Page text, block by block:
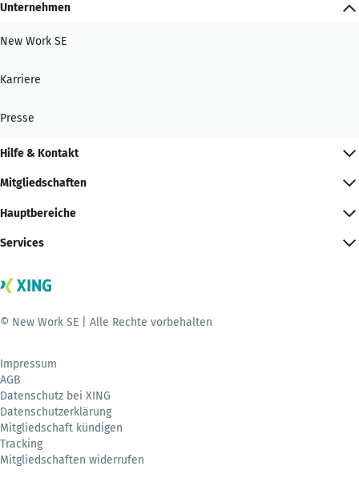
Unternehmen
New Work SE
Karriere
Presse
Hilfe & Kontakt
Mitgliedschaften
Hauptbereiche
Services
© New Work SE | Alle Rechte vorbehalten
Impressum
AGB
Datenschutz bei XING
Datenschutzerklärung
Mitgliedschaft kündigen
Tracking
Mitgliedschaften widerrufen